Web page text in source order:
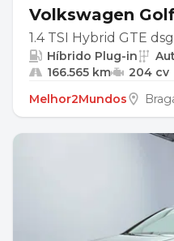
Volkswagen
1.4 TSI Hybrid GTE
Híbrido Plug-in
166.565 km
204 cv
Melhor2Mundos